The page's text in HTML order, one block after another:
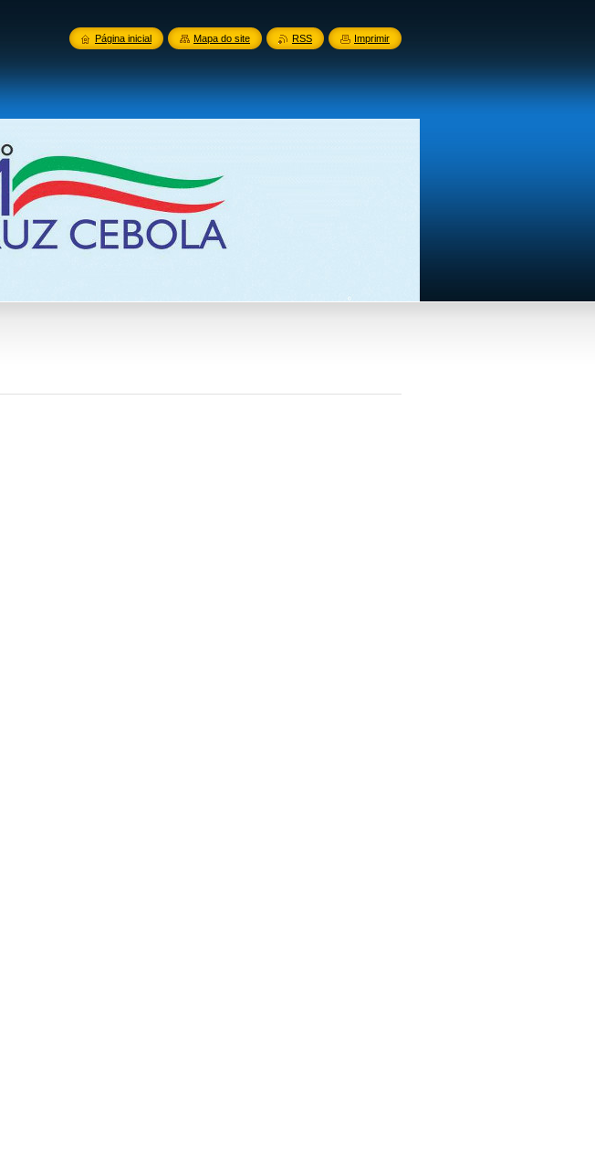
Página inicial Mapa do site RSS Imprimir